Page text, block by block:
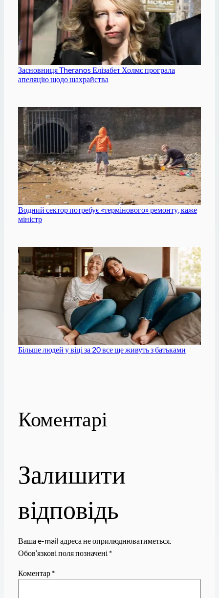
Засновниця Theranos Елізабет Холмс програла
апеляцію щодо шахрайства
Водний сектор потребує «термінового» ремонту, каже
міністр
Більше людей у ​​віці за 20 все ще живуть з батьками
Коментарі
Залишити
відповідь
Ваша e-mail адреса не оприлюднюватиметься.
Обов’язкові поля позначені *
Коментар *